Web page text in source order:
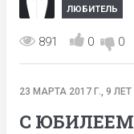
ЛЮБИТЕЛЬ
891 0 0
23 МАРТА 2017 Г., 9
С